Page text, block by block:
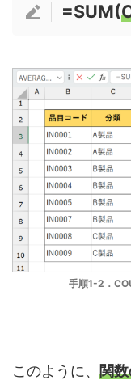
=SUM(
手順1-2．
このように、 関